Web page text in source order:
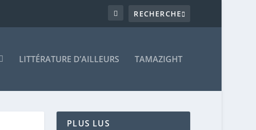
LITTÉRATURE D’AILLEURS TAMAZIGHT
PLUS LUS